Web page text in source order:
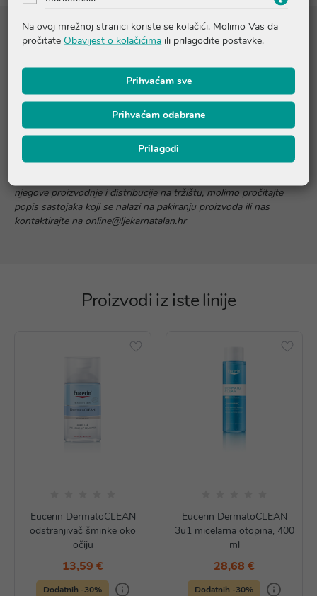
Sastojci
Aqua, Dipropylene Glycol, Glyceryl Glucoside, Glicerin, Sodium
Hyaluronate, Decyl Glucoside, Sodium Citrate, Citric Acid,
Cocamidopropyl Betaine, Trisodium EDTA, 1,2-Hexanediol,
Phenoxyethanol
Navedeni su oni sastojci koji su sadržani u najnovijoj formulaciji
njegove proizvodnje i distribucije na tržištu, molimo pročitajte
popis sastojaka koji se nalazi na pakiranju proizvoda ili nas
kontaktirajte na online@ljekarnatalan.hr
Proizvodi iz iste linije
Eucerin DermatoCLEAN
odstranjivač šminke oko
očiju
13,59 €
Dodatnih -30%
Eucerin DermatoCLEAN
3u1 micelarna otopina, 400
ml
28,68 €
Dodatnih -30%
Na ovoj mrežnoj stranici koriste se kolačići. Molimo Vas da
pročitate Obavijest o kolačićima ili prilagodite postavke.
Prihvaćam sve
Prihvaćam odabrane
Prilagodi